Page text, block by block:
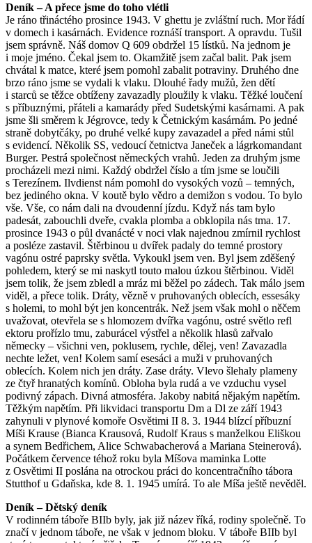
Deník – A přece jsme do toho vlétli
Je ráno třináctého prosince 1943. V ghettu je zvláštní ruch. Mor řádí
v domech i kasárnách. Evidence roznáší transport. A opravdu. Tušil
jsem správně. Náš domov Q 609 obdržel 15 lístků. Na jednom je
i moje jméno. Čekal jsem to. Okamžitě jsem začal balit. Pak jsem
chvátal k matce, které jsem pomohl zabalit potraviny. Druhého dne
brzo ráno jsme se vydali k vlaku. Dlouhé řady mužů, žen dětí
i starců se těžce obtíženy zavazadly ploužily k vlaku. Těžké loučení
s příbuznými, přáteli a kamarády před Sudetskými kasárnami. A pak
jsme šli směrem k Jégrovce, tedy k Četnickým kasárnám. Po jedné
straně dobytčáky, po druhé velké kupy zavazadel a před námi stůl
s evidencí. Několik SS, vedoucí četnictva Janeček a lágrkomandant
Burger. Pestrá společnost německých vrahů. Jeden za druhým jsme
procházeli mezi nimi. Každý obdržel číslo a tím jsme se loučili
s Terezínem. Ilvdienst nám pomohl do vysokých vozů – temných,
bez jediného okna. V koutě bylo vědro a demižon s vodou. To bylo
vše. Vše, co nám dali na dvoudenní jízdu. Když nás tam bylo
padesát, zabouchli dveře, cvakla plomba a obklopila nás tma. 17.
prosince 1943 o půl dvanácté v noci vlak najednou zmírnil rychlost
a posléze zastavil. Štěrbinou u dvířek padaly do temné prostory
vagónu ostré paprsky světla. Vykoukl jsem ven. Byl jsem zděšený
pohledem, který se mi naskytl touto malou úzkou štěrbinou. Viděl
jsem tolik, že jsem zbledl a mráz mi běžel po zádech. Tak málo jsem
viděl, a přece tolik. Dráty, vězně v pruhovaných oblecích, essesáky
s holemi, to mohl být jen koncentrák. Než jsem však mohl o něčem
uvažovat, otevřela se s hlomozem dvířka vagónu, ostré světlo refl
ektoru prořízlo tmu, zaburácel výstřel a několik hlasů zařvalo
německy – všichni ven, poklusem, rychle, dělej, ven! Zavazadla
nechte ležet, ven! Kolem samí esesáci a muži v pruhovaných
oblecích. Kolem nich jen dráty. Zase dráty. Vlevo šlehaly plameny
ze čtyř hranatých komínů. Obloha byla rudá a ve vzduchu vysel
podivný zápach. Divná atmosféra. Jakoby nabitá nějakým napětím.
Těžkým napětím. Při likvidaci transportu Dm a Dl ze září 1943
zahynuli v plynové komoře Osvětimi II 8. 3. 1944 blízcí příbuzní
Míši Krause (Bianca Krausová, Rudolf Kraus s manželkou Eliškou
a synem Bedřichem, Alice Schwabacherová a Mariana Steinerová).
Počátkem července téhož roku byla Míšova maminka Lotte
z Osvětimi II poslána na otrockou práci do koncentračního tábora
Stutthof u Gdaňska, kde 8. 1. 1945 umírá. To ale Míša ještě nevěděl.
Deník – Dětský deník
V rodinném táboře BIIb byly, jak již název říká, rodiny společně. To
značí v jednom táboře, ne však v jednom bloku. V táboře BIIb byl